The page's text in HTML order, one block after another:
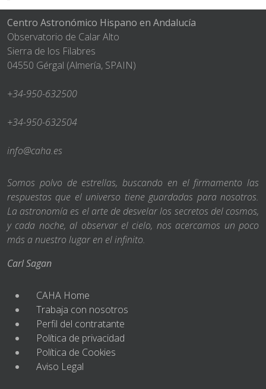
Centro Astronómico Hispano en Andalucía
Observatorio de Calar Alto
Sierra de los Filabres
04550 Gérgal (Almería, SPAIN)
+34-950-632500
+34-950-632504
info@caha.es
Somos polvo de estrellas, buscando en el firmamento las
respuestas que el universo tiene guardadas para nosotros.
La astronomía es el arte de desvelar los secretos del cosmos,
y cada noche, al observar el cielo, nos acercamos un poco
más a nuestro lugar en el infinito.
Carl Sagan
CAHA Home
Trabaja con nosotros
Perfil del contratante
Política de privacidad
Política de Cookies
Aviso Legal